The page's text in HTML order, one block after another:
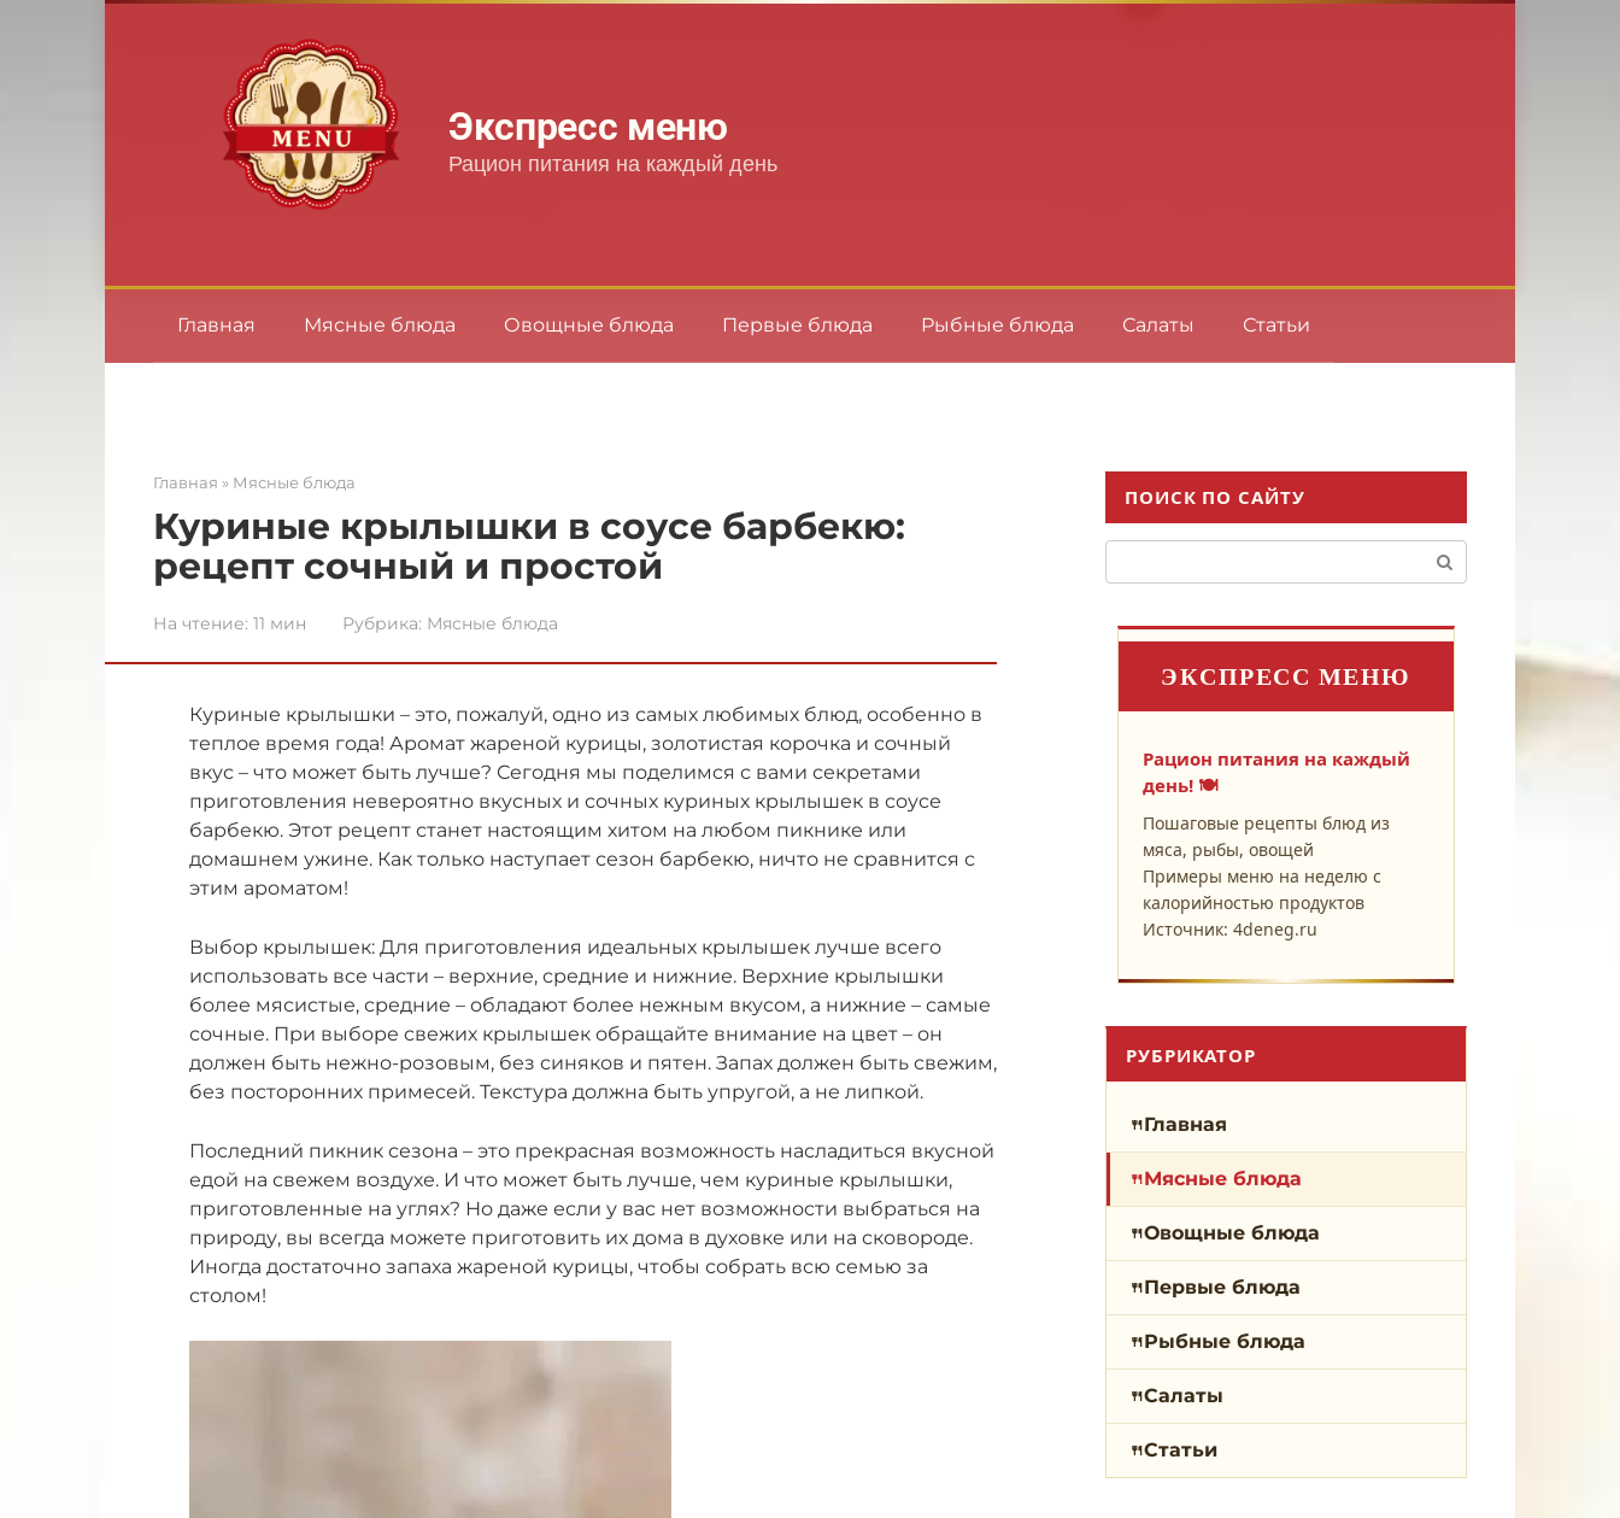
Экспресс меню
Рацион питания на каждый день
Главная Мясные блюда Овощные блюда Первые блюда Рыбные блюда Салаты Статьи
Главная » Мясные блюда
Куриные крылышки в соусе барбекю:
рецепт сочный и простой
На чтение: 11 мин Рубрика: Мясные блюда
Куриные крылышки – это, пожалуй, одно из самых любимых блюд, особенно в
теплое время года! Аромат жареной курицы, золотистая корочка и сочный
вкус – что может быть лучше? Сегодня мы поделимся с вами секретами
приготовления невероятно вкусных и сочных куриных крылышек в соусе
барбекю. Этот рецепт станет настоящим хитом на любом пикнике или
домашнем ужине. Как только наступает сезон барбекю, ничто не сравнится с
этим ароматом!
Выбор крылышек: Для приготовления идеальных крылышек лучше всего
использовать все части – верхние, средние и нижние. Верхние крылышки
более мясистые, средние – обладают более нежным вкусом, а нижние – самые
сочные. При выборе свежих крылышек обращайте внимание на цвет – он
должен быть нежно-розовым, без синяков и пятен. Запах должен быть свежим,
без посторонних примесей. Текстура должна быть упругой, а не липкой.
Последний пикник сезона – это прекрасная возможность насладиться вкусной
едой на свежем воздухе. И что может быть лучше, чем куриные крылышки,
приготовленные на углях? Но даже если у вас нет возможности выбраться на
природу, вы всегда можете приготовить их дома в духовке или на сковороде.
Иногда достаточно запаха жареной курицы, чтобы собрать всю семью за
столом!
ПОИСК ПО САЙТУ
ЭКСПРЕСС МЕНЮ
Рацион питания на каждый
день! 🍽️
Пошаговые рецепты блюд из
мяса, рыбы, овощей
Примеры меню на неделю с
калорийностью продуктов
Источник: 4deneg.ru
РУБРИКАТОР
Главная
Мясные блюда
Овощные блюда
Первые блюда
Рыбные блюда
Салаты
Статьи